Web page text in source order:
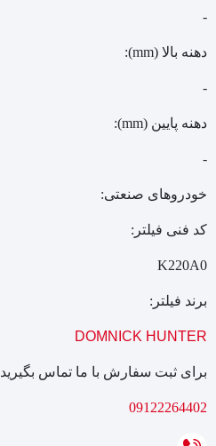
-
دهنه بالا (mm):
-
دهنه پایین (mm):
-
خودروهای صنعتی:
کد فنی فیلتر:
K220A0
برند فیلتر:
DOMNICK HUNTER
برای ثبت سفارش با ما تماس بگیرید
09122264402